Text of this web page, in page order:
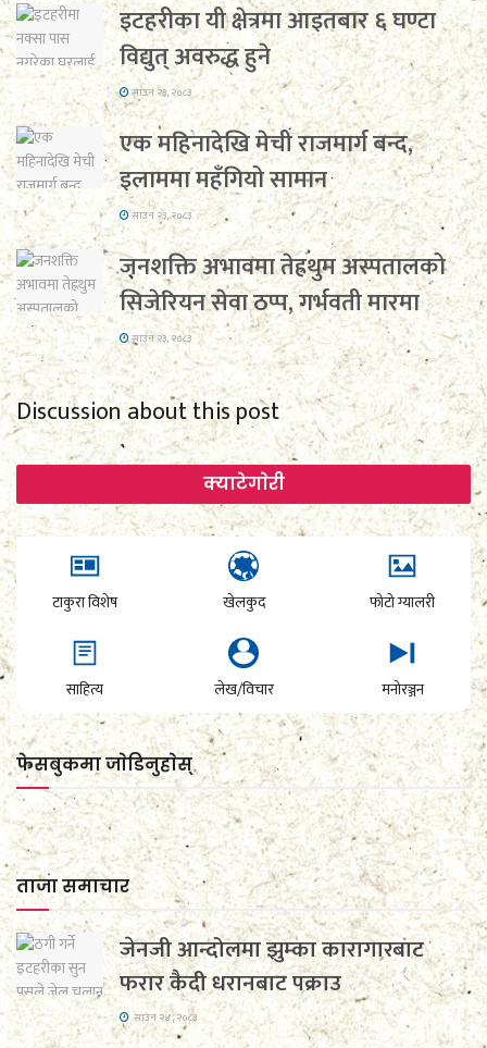
इटहरीका यी क्षेत्रमा आइतबार ६ घण्टा
विद्युत् अवरुद्ध हुने
साउन २३, २०८३
एक महिनादेखि मेची राजमार्ग बन्द,
इलाममा महँगियो सामान
साउन २३, २०८३
जनशक्ति अभावमा तेह्रथुम अस्पतालको
सिजेरियन सेवा ठप्प, गर्भवती मारमा
साउन २३, २०८३
Discussion about this post
क्याटेगाेरी
टाकुरा विशेष खेलकुद फोटो ग्यालरी
साहित्य लेख/विचार मनोरञ्जन
फेसबुकमा जाेडिनुहाेस्
ताजा समाचार
जेनजी आन्दोलमा झुम्का कारागारबाट
फरार कैदी धरानबाट पक्राउ
साउन २४, २०८३